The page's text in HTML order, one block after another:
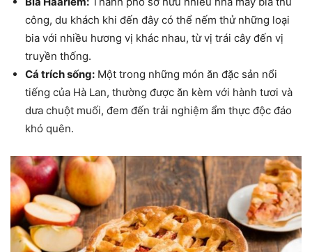
công, du khách khi đến đây có thể nếm thử những loại
bia với nhiều hương vị khác nhau, từ vị trái cây đến vị
truyền thống.
Cá trích sống: Một trong những món ăn đặc sản nổi
tiếng của Hà Lan, thường được ăn kèm với hành tươi và
dưa chuột muối, đem đến trải nghiệm ẩm thực độc đáo
khó quên.